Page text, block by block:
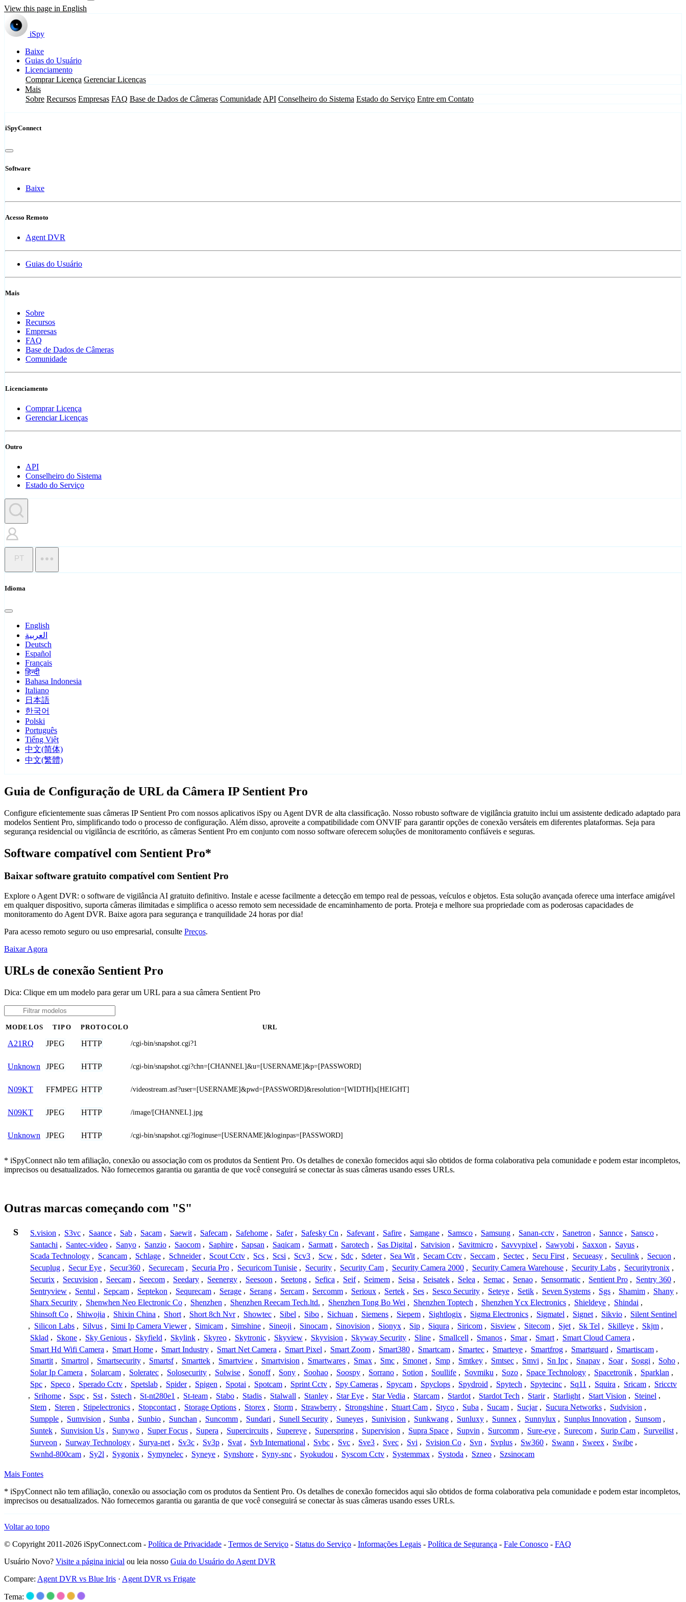
View this page in English
iSpy
Baixe
Guias do Usuário
Licenciamento
Comprar Licença Gerenciar Licenças
Mais
Sobre Recursos Empresas FAQ Base de Dados de Câmeras Comunidade API Conselheiro do Sistema Estado do Serviço Entre em Contato
iSpyConnect
Software
Baixe
Acesso Remoto
Agent DVR
Guias do Usuário
Mais
Sobre
Recursos
Empresas
FAQ
Base de Dados de Câmeras
Comunidade
Licenciamento
Comprar Licença
Gerenciar Licenças
Outro
API
Conselheiro do Sistema
Estado do Serviço
PT
Idioma
English
العربية
Deutsch
Español
Français
हिन्दी
Bahasa Indonesia
Italiano
日本語
한국어
Polski
Português
Tiếng Việt
中文(简体)
中文(繁體)
Guia de Configuração de URL da Câmera IP Sentient Pro
Configure eficientemente suas câmeras IP Sentient Pro com nossos aplicativos iSpy ou Agent DVR de alta classificação. Nosso robusto software de vigilância gratuito inclui um assistente dedicado adaptado para
modelos Sentient Pro, simplificando todo o processo de configuração. Além disso, aproveite a compatibilidade com ONVIF para garantir opções de conexão versáteis em diferentes plataformas. Seja para
segurança residencial ou vigilância de escritório, as câmeras Sentient Pro em conjunto com nosso software oferecem soluções de monitoramento confiáveis e seguras.
Software compatível com Sentient Pro*
Baixar software gratuito compatível com Sentient Pro
Explore o Agent DVR: o software de vigilância AI gratuito definitivo. Instale e acesse facilmente a detecção em tempo real de pessoas, veículos e objetos. Esta solução avançada oferece uma interface amigável
em qualquer dispositivo, suporta câmeras ilimitadas e simplifica o acesso remoto sem necessidade de encaminhamento de porta. Proteja e melhore sua propriedade com as poderosas capacidades de
monitoramento do Agent DVR. Baixe agora para segurança e tranquilidade 24 horas por dia!
Para acesso remoto seguro ou uso empresarial, consulte Preços.
Baixar Agora
URLs de conexão Sentient Pro
Dica: Clique em um modelo para gerar um URL para a sua câmera Sentient Pro
MODELOS TIPO PROTOCOLO URL
A21RQ JPEG HTTP /cgi-bin/snapshot.cgi?1
Unknown JPEG HTTP /cgi-bin/snapshot.cgi?chn=[CHANNEL]&u=[USERNAME]&p=[PASSWORD]
N09KT FFMPEG HTTP /videostream.asf?user=[USERNAME]&pwd=[PASSWORD]&resolution=[WIDTH]x[HEIGHT]
N09KT JPEG HTTP /image/[CHANNEL].jpg
Unknown JPEG HTTP /cgi-bin/snapshot.cgi?loginuse=[USERNAME]&loginpas=[PASSWORD]
* iSpyConnect não tem afiliação, conexão ou associação com os produtos da Sentient Pro. Os detalhes de conexão fornecidos aqui são obtidos de forma colaborativa pela comunidade e podem estar incompletos,
imprecisos ou desatualizados. Não fornecemos garantia ou garantia de que você conseguirá se conectar às suas câmeras usando esses URLs.
Outras marcas começando com "S"
S S.vision , S3vc , Saance , Sab , Sacam , Saewit , Safecam , Safehome , Safer , Safesky Cn , Safevant , Safire , Samgane , Samsco , Samsung , Sanan-cctv , Sanetron , Sannce , Sansco ,
Santachi , Santec-video , Sanyo , Sanzio , Saocom , Saphire , Sapsan , Saqicam , Sarmatt , Sarotech , Sas Digital , Satvision , Savitmicro , Savvypixel , Sawyobi , Saxxon , Sayus ,
Scada Technology , Scancam , Schlage , Schneider , Scout Cctv , Scs , Scsi , Scv3 , Scw , Sdc , Sdeter , Sea Wit , Secam Cctv , Seccam , Sectec , Secu First , Secueasy , Seculink , Secuon ,
Secuplug , Secur Eye , Secur360 , Securecam , Securia Pro , Securicom Tunisie , Security , Security Cam , Security Camera 2000 , Security Camera Warehouse , Security Labs , Securitytronix ,
Securix , Secuvision , Seecam , Seecom , Seedary , Seenergy , Seesoon , Seetong , Sefica , Seif , Seimem , Seisa , Seisatek , Selea , Semac , Senao , Sensormatic , Sentient Pro , Sentry 360 ,
Sentryview , Sentul , Sepcam , Septekon , Sequrecam , Serage , Serang , Sercam , Sercomm , Serioux , Sertek , Ses , Sesco Security , Seteye , Setik , Seven Systems , Sgs , Shamim , Shany ,
Sharx Security , Shenwhen Neo Electronic Co , Shenzhen , Shenzhen Reecam Tech.ltd. , Shenzhen Tong Bo Wei , Shenzhen Toptech , Shenzhen Ycx Electronics , Shieldeye , Shindai ,
Shinsoft Co , Shiwojia , Shixin China , Short , Short 8ch Nvr , Showtec , Sibel , Sibo , Sichuan , Siemens , Siepem , Sightlogix , Sigma Electronics , Sigmatel , Signet , Sikvio , Silent Sentinel
, Silicon Labs , Silvus , Simi Ip Camera Viewer , Simicam , Simshine , Sineoji , Sinocam , Sinovision , Sionyx , Sip , Siqura , Siricom , Sisview , Sitecom , Sjet , Sk Tel , Skilleye , Skjm ,
Sklad , Skone , Sky Genious , Skyfield , Skylink , Skyreo , Skytronic , Skyview , Skyvision , Skyway Security , Sline , Smallcell , Smanos , Smar , Smart , Smart Cloud Camera ,
Smart Hd Wifi Camera , Smart Home , Smart Industry , Smart Net Camera , Smart Pixel , Smart Zoom , Smart380 , Smartcam , Smartec , Smarteye , Smartfrog , Smartguard , Smartiscam ,
Smartit , Smartrol , Smartsecurity , Smartsf , Smarttek , Smartview , Smartvision , Smartwares , Smax , Smc , Smonet , Smp , Smtkey , Smtsec , Smvi , Sn Ipc , Snapav , Soar , Soggi , Soho ,
Solar Ip Camera , Solarcam , Soleratec , Solosecurity , Solwise , Sonoff , Sony , Soohao , Soospy , Sorrano , Sotion , Soullife , Sovmiku , Sozo , Space Technology , Spacetronik , Sparklan ,
Spc , Speco , Sperado Cctv , Spetslab , Spider , Spigen , Spotai , Spotcam , Sprint Cctv , Spy Cameras , Spycam , Spyclops , Spydroid , Spytech , Spytecinc , Sq11 , Squira , Sricam , Sricctv
, Srihome , Sspc , Sst , Sstech , St-nt280e1 , St-team , Stabo , Stadis , Stalwall , Stanley , Star Eye , Star Vedia , Starcam , Stardot , Stardot Tech , Starir , Starlight , Start Vision , Steinel ,
Stem , Steren , Stipelectronics , Stopcontact , Storage Options , Storex , Storm , Strawberry , Strongshine , Stuart Cam , Styco , Suba , Sucam , Sucjar , Sucura Networks , Sudvision ,
Sumpple , Sumvision , Sunba , Sunbio , Sunchan , Suncomm , Sundari , Sunell Security , Suneyes , Sunivision , Sunkwang , Sunluxy , Sunnex , Sunnylux , Sunplus Innovation , Sunsom ,
Suntek , Sunvision Us , Sunywo , Super Focus , Supera , Supercircuits , Supereye , Superspring , Supervision , Supra Space , Supvin , Surcomm , Sure-eye , Surecom , Surip Cam , Surveilist ,
Surveon , Surway Technology , Surya-net , Sv3c , Sv3p , Svat , Svb International , Svbc , Svc , Sve3 , Svec , Svi , Svision Co , Svn , Svplus , Sw360 , Swann , Sweex , Swibe ,
Swnhd-800cam , Sy2l , Sygonix , Symynelec , Syneye , Synshore , Syny-snc , Syokudou , Syscom Cctv , Systemmax , Systoda , Szneo , Szsinocam
Mais Fontes
* iSpyConnect não tem afiliação, conexão ou associação com os produtos da Sentient Pro. Os detalhes de conexão fornecidos aqui são obtidos de forma colaborativa pela comunidade e podem estar incompletos,
imprecisos ou desatualizados. Não fornecemos garantia ou garantia de que você conseguirá se conectar às suas câmeras usando esses URLs.
Voltar ao topo
© Copyright 2011-2026 iSpyConnect.com - Política de Privacidade - Termos de Serviço - Status do Serviço - Informações Legais - Política de Segurança - Fale Conosco - FAQ
Usuário Novo? Visite a página inicial ou leia nosso Guia do Usuário do Agent DVR
Compare: Agent DVR vs Blue Iris · Agent DVR vs Frigate
Tema: